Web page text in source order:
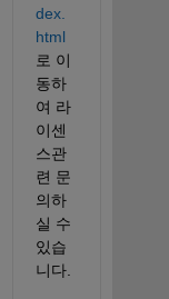
dex.
html
로 이
동하
여 라
이센
스관
련 문
의하
실 수
있습